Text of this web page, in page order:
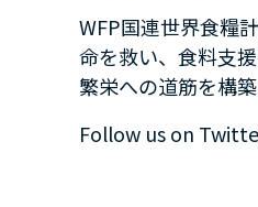
WFP国連世界食糧
命を救い、食料支
繁栄への道筋を構築
Follow us on